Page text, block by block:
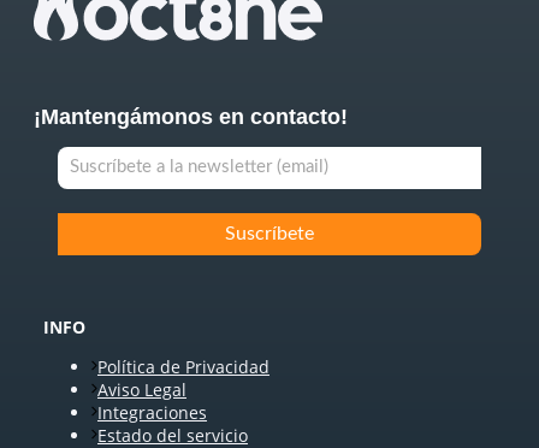
¡Mantengámonos en contacto!
INFO
Política de Privacidad
Aviso Legal
Integraciones
Estado del servicio